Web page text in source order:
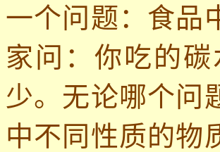
一个问题：食品
家问：你吃的
少。无论哪个问
中不同性质的物